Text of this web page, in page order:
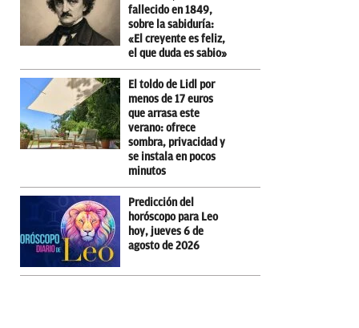
fallecido en 1849,
sobre la sabiduría:
«El creyente es feliz,
el que duda es sabio»
El toldo de Lidl por
menos de 17 euros
que arrasa este
verano: ofrece
sombra, privacidad y
se instala en pocos
minutos
Predicción del
horóscopo para Leo
hoy, jueves 6 de
agosto de 2026